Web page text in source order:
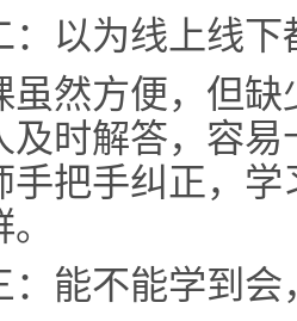
：以为线上线下
方便，但缺
及时解答，容
手把手纠正，
：能不能学到会